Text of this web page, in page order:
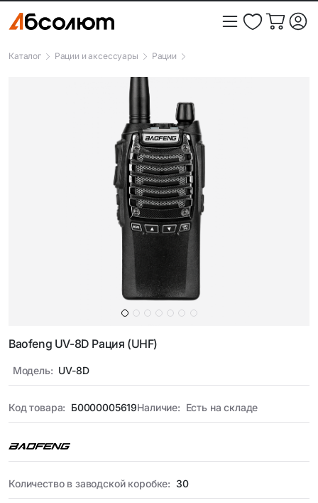
Каталог Рации и аксессуары Рации
Baofeng UV-8D Рация (UHF)
Модель: UV-8D
Код товара: Б0000005619Наличие: Есть на складе
Количество в заводской коробке: 30